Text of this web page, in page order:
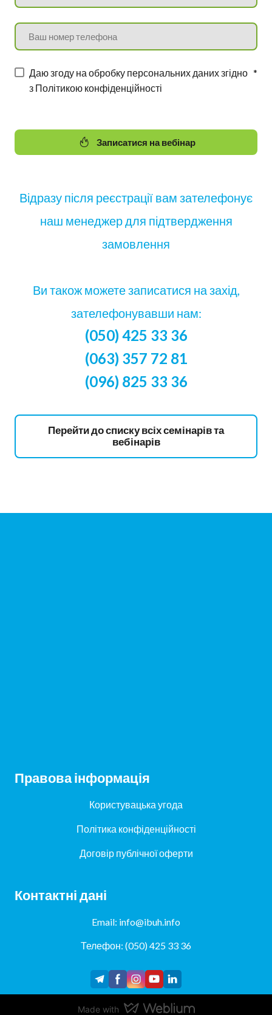
Даю згоду на обробку персональних даних згідно
з Політикою конфіденційності
*
Записатися на вебінар
Відразу після реєстрації вам зателефонує
наш менеджер для підтвердження
замовлення
Ви також можете записатися на захід,
зателефонувавши нам:
(050) 425 33 36
(063) 357 72 81
(096) 825 33 36
Перейти до списку всіх семінарів та
вебінарів
Правова інформація
Користувацька угода
Політика конфіденційності
Договір публічної оферти
Контактні дані
Email: info@ibuh.info
Телефон: (050) 425 33 36
Made with